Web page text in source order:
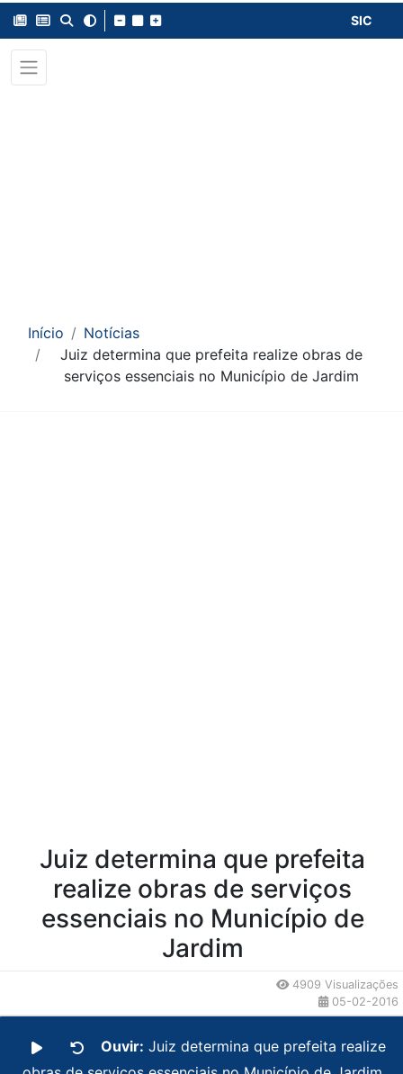
SIC
Início
Notícias
Juiz determina que prefeita realize obras de
serviços essenciais no Município de Jardim
Juiz determina que prefeita
realize obras de serviços
essenciais no Município de
Jardim
4909 Visualizações
05-02-2016
Ouvir: Juiz determina que prefeita realize